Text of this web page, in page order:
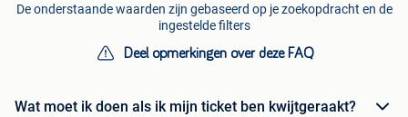
De onderstaande waarden zijn gebaseerd op je zoekopdracht en de
ingestelde filters
Deel opmerkingen over deze FAQ
Wat moet ik doen als ik mijn ticket ben kwijtgeraakt?